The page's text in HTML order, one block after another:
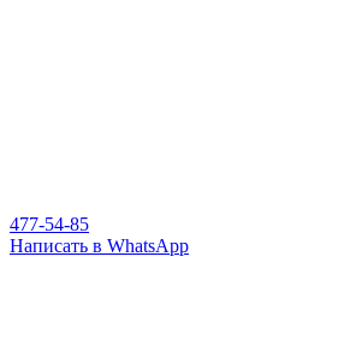
477-54-85
Написать в WhatsApp